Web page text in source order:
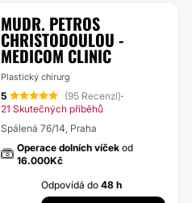
MUDR. PETROS
CHRISTODOULOU -
MEDICOM CLINIC
Plastický chirurg
5 (95 Recenzí)·
21 Skutečných příběhů
Spálená 76/14, Praha
Operace dolních víček od
16.000Kč
Odpovídá do48 h